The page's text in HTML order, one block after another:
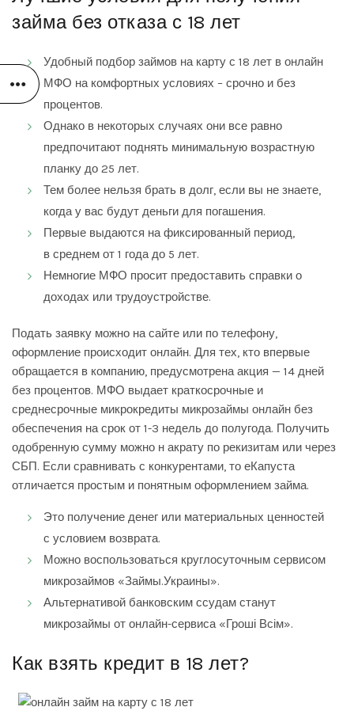
займа без отказа с 18 лет
Удобный подбор займов на карту с 18 лет в онлайн
МФО на комфортных условиях – срочно и без
процентов.
Однако в некоторых случаях они все равно
предпочитают поднять минимальную возрастную
планку до 25 лет.
Тем более нельзя брать в долг, если вы не знаете,
когда у вас будут деньги для погашения.
Первые выдаются на фиксированный период,
в среднем от 1 года до 5 лет.
Немногие МФО просит предоставить справки о
доходах или трудоустройстве.
Подать заявку можно на сайте или по телефону,
оформление происходит онлайн. Для тех, кто впервые
обращается в компанию, предусмотрена акция — 14 дней
без процентов. МФО выдает краткосрочные и
среднесрочные микрокредиты микрозаймы онлайн без
обеспечения на срок от 1-3 недель до полугода. Получить
одобренную сумму можно н акрату по рекизитам или через
СБП. Если сравнивать с конкурентами, то еКапуста
отличается простым и понятным оформлением займа.
Это получение денег или материальных ценностей
с условием возврата.
Можно воспользоваться круглосуточным сервисом
микрозаймов «Займы.Украины».
Альтернативой банковским ссудам станут
микрозаймы от онлайн-сервиса «Гроші Всім».
Как взять кредит в 18 лет?